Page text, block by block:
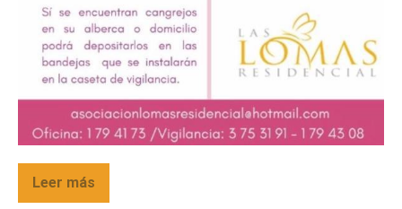
Leer más